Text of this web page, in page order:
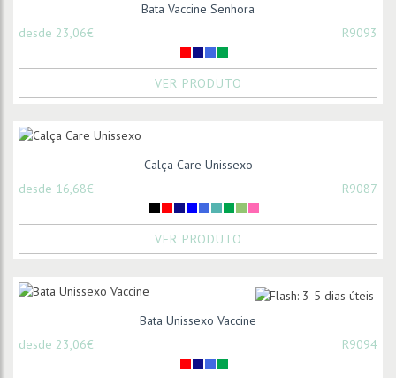
Bata Vaccine Senhora
desde 23,06€
R9093
VER PRODUTO
Calça Care Unissexo
desde 16,68€
R9087
VER PRODUTO
Bata Unissexo Vaccine
desde 23,06€
R9094